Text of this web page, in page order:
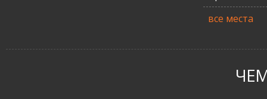
все места